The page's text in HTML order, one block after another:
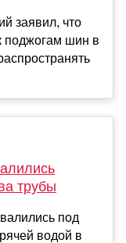
заявил, что
поджогам шин в
трубы
под
водой в